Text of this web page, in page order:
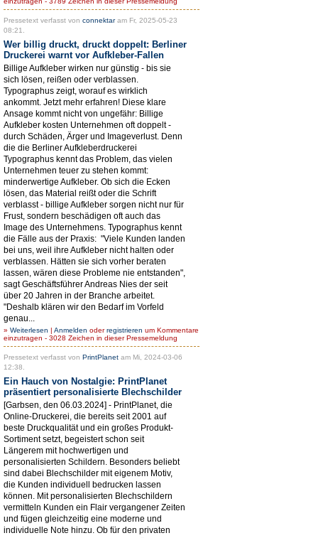
Pressetext verfasst von connektaram Fr, 2025-05-23
08:21.
Wer billig druckt, druckt doppelt: Berliner
Druckerei warnt vor Aufkleber-Fallen
Billige Aufkleber wirken nur günstig - bis sie
sich lösen, reißen oder verblassen.
Typographus zeigt, worauf es wirklich
ankommt. Jetzt mehr erfahren! Diese klare
Ansage kommt nicht von ungefähr: Billige
Aufkleber kosten Unternehmen oft doppelt -
durch Schäden, Ärger und Imageverlust. Denn
die die Berliner Aufkleberdruckerei
Typographus kennt das Problem, das vielen
Unternehmen teuer zu stehen kommt:
minderwertige Aufkleber. Ob sich die Ecken
lösen, das Material reißt oder die Schrift
verblasst - billige Aufkleber sorgen nicht nur für
Frust, sondern beschädigen oft auch das
Image des Unternehmens. Typographus kennt
die Fälle aus der Praxis: "Viele Kunden landen
bei uns, weil ihre Aufkleber nicht halten oder
verblassen. Hätten sie sich vorher beraten
lassen, wären diese Probleme nie entstanden",
sagt Geschäftsführer Andreas Nies der seit
über 20 Jahren in der Branche arbeitet.
"Deshalb klären wir den Bedarf im Vorfeld
genau...
» Weiterlesen | Anmelden oderregistrieren um Kommentare
einzutragen - 3028 Zeichen in dieser Pressemeldung
Pressetext verfasst von PrintPlanet am Mi, 2024-03-06
12:38.
Ein Hauch von Nostalgie: PrintPlanet
präsentiert personalisierte Blechschilder
[Garbsen, den 06.03.2024] - PrintPlanet, die
Online-Druckerei, die bereits seit 2001 auf
beste Druckqualität und ein großes Produkt-
Sortiment setzt, begeistert schon seit
Längerem mit hochwertigen und
personalisierten Schildern. Besonders beliebt
sind dabei Blechschilder mit eigenem Motiv,
die Kunden individuell bedrucken lassen
können. Mit personalisierten Blechschildern
vermitteln Kunden ein Flair vergangener Zeiten
und fügen gleichzeitig eine moderne und
individuelle Note hinzu. Ob für den privaten